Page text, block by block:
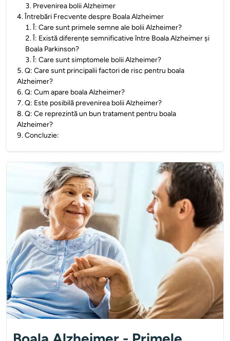
3. Prevenirea bolii Alzheimer
4.Întrebări Frecvente despre Boala Alzheimer
1.Î: Care sunt primele semne ale bolii Alzheimer?
2.Î: Există diferențe semnificative între Boala Alzheimer și
Boala Parkinson?
3.Î: Care sunt simptomele bolii Alzheimer?
5.Q: Care sunt principalii factori de risc pentru boala
Alzheimer?
6.Q: Cum apare boala Alzheimer?
7.Q: Este posibilă prevenirea bolii Alzheimer?
8.Q: Ce reprezintă un bun tratament pentru boala
Alzheimer?
9.Concluzie: